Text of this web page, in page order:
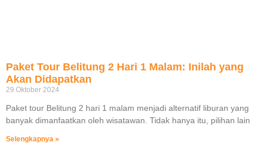
Paket Tour Belitung 2 Hari 1 Malam: Inilah yang
Akan Didapatkan
29 Oktober 2024
Paket tour Belitung 2 hari 1 malam menjadi alternatif liburan yang
banyak dimanfaatkan oleh wisatawan. Tidak hanya itu, pilihan lain
Selengkapnya »